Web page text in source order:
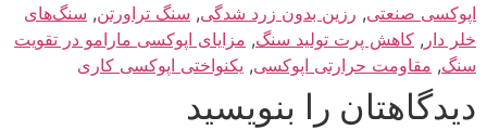
اپوکسی صنعتی, رزین بدون زرد شدگی, سنگ تراورتن, سنگ‌های
خلر دار , کاهش پرت تولید سنگ, مزایای اپوکسی مارامو در تقویت
سنگ, مقاومت حرارتی اپوکسی, یکنواختی اپوکسی کاری
دیدگاهتان را بنویسید